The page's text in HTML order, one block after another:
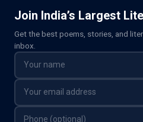
Join India’s Largest
Get the best poems, stories, and
inbox.